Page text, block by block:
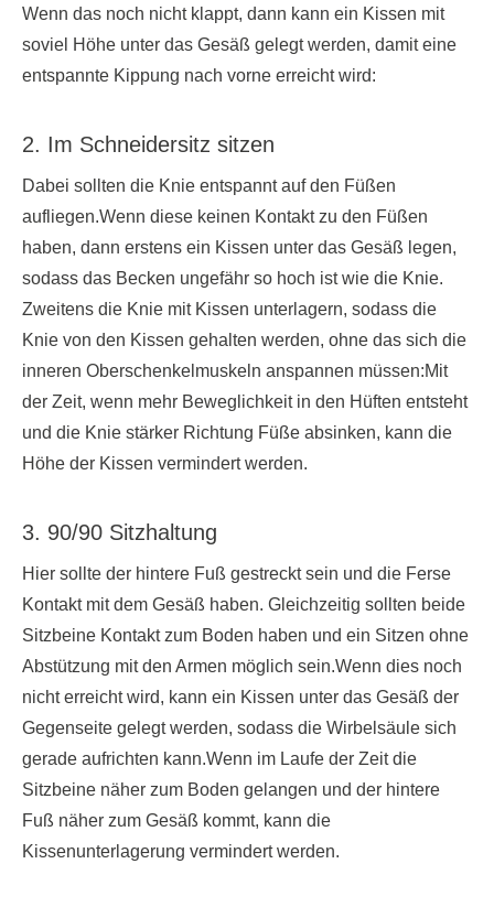
Wenn das noch nicht klappt, dann kann ein Kissen mit
soviel Höhe unter das Gesäß gelegt werden, damit eine
entspannte Kippung nach vorne erreicht wird:
2. Im Schneidersitz sitzen
Dabei sollten die Knie entspannt auf den Füßen
aufliegen.Wenn diese keinen Kontakt zu den Füßen
haben, dann erstens ein Kissen unter das Gesäß legen,
sodass das Becken ungefähr so hoch ist wie die Knie.
Zweitens die Knie mit Kissen unterlagern, sodass die
Knie von den Kissen gehalten werden, ohne das sich die
inneren Oberschenkelmuskeln anspannen müssen:Mit
der Zeit, wenn mehr Beweglichkeit in den Hüften entsteht
und die Knie stärker Richtung Füße absinken, kann die
Höhe der Kissen vermindert werden.
3. 90/90 Sitzhaltung
Hier sollte der hintere Fuß gestreckt sein und die Ferse
Kontakt mit dem Gesäß haben. Gleichzeitig sollten beide
Sitzbeine Kontakt zum Boden haben und ein Sitzen ohne
Abstützung mit den Armen möglich sein.Wenn dies noch
nicht erreicht wird, kann ein Kissen unter das Gesäß der
Gegenseite gelegt werden, sodass die Wirbelsäule sich
gerade aufrichten kann.Wenn im Laufe der Zeit die
Sitzbeine näher zum Boden gelangen und der hintere
Fuß näher zum Gesäß kommt, kann die
Kissenunterlagerung vermindert werden.